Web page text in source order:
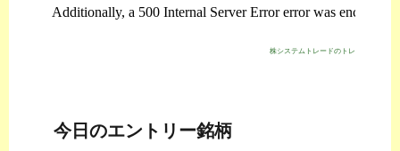
株システムトレードのトレジスタ・ス
今日のエントリー銘柄